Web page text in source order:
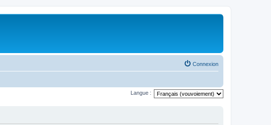
Connexion
Langue :